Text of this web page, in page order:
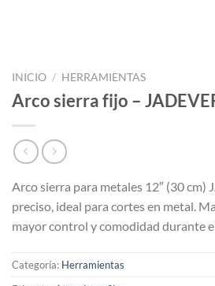
INICIO / HERRAMIENTAS
Arco sierra fijo –
Arco sierra para metales 12″ (30 cm)
preciso, ideal para cortes en metal.
mayor control y comodidad durante
Categoría: Herramientas